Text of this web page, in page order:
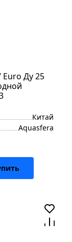
Ду 25
Китай
Aquasfera